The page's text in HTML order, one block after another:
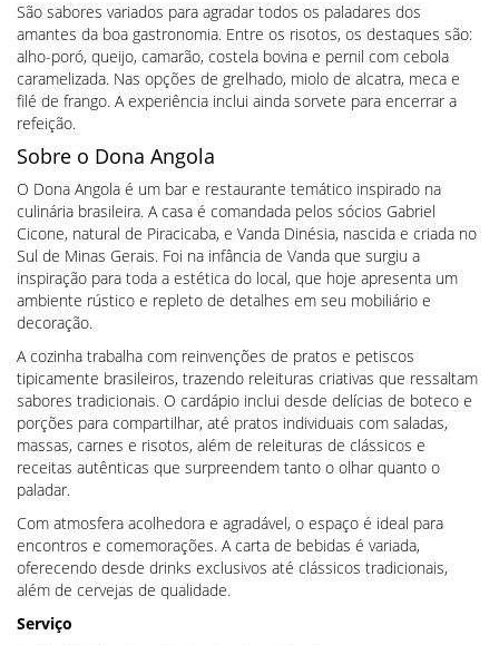
São sabores variados para agradar todos os paladares dos
amantes da boa gastronomia. Entre os risotos, os destaques são:
alho-poró, queijo, camarão, costela bovina e pernil com cebola
caramelizada. Nas opções de grelhado, miolo de alcatra, meca e
filé de frango. A experiência inclui ainda sorvete para encerrar a
refeição.
Sobre o Dona Angola
O Dona Angola é um bar e restaurante temático inspirado na
culinária brasileira. A casa é comandada pelos sócios Gabriel
Cicone, natural de Piracicaba, e Vanda Dinésia, nascida e criada no
Sul de Minas Gerais. Foi na infância de Vanda que surgiu a
inspiração para toda a estética do local, que hoje apresenta um
ambiente rústico e repleto de detalhes em seu mobiliário e
decoração.
A cozinha trabalha com reinvenções de pratos e petiscos
tipicamente brasileiros, trazendo releituras criativas que ressaltam
sabores tradicionais. O cardápio inclui desde delícias de boteco e
porções para compartilhar, até pratos individuais com saladas,
massas, carnes e risotos, além de releituras de clássicos e
receitas autênticas que surpreendem tanto o olhar quanto o
paladar.
Com atmosfera acolhedora e agradável, o espaço é ideal para
encontros e comemorações. A carta de bebidas é variada,
oferecendo desde drinks exclusivos até clássicos tradicionais,
além de cervejas de qualidade.
Serviço